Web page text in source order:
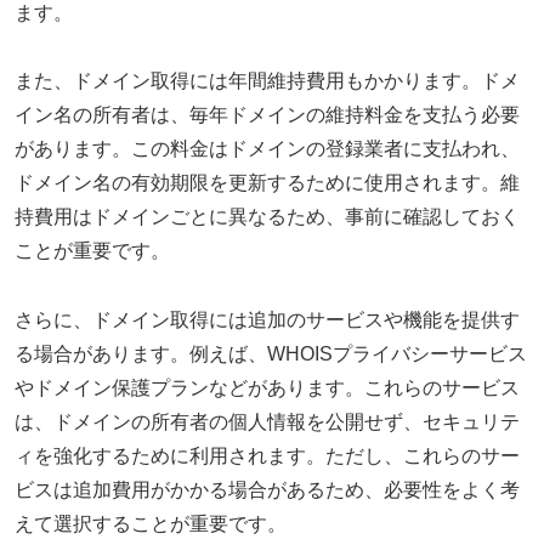
ます。
また、ドメイン取得には年間維持費用もかかります。ドメ
イン名の所有者は、毎年ドメインの維持料金を支払う必要
があります。この料金はドメインの登録業者に支払われ、
ドメイン名の有効期限を更新するために使用されます。維
持費用はドメインごとに異なるため、事前に確認しておく
ことが重要です。
さらに、ドメイン取得には追加のサービスや機能を提供す
る場合があります。例えば、WHOISプライバシーサービス
やドメイン保護プランなどがあります。これらのサービス
は、ドメインの所有者の個人情報を公開せず、セキュリテ
ィを強化するために利用されます。ただし、これらのサー
ビスは追加費用がかかる場合があるため、必要性をよく考
えて選択することが重要です。